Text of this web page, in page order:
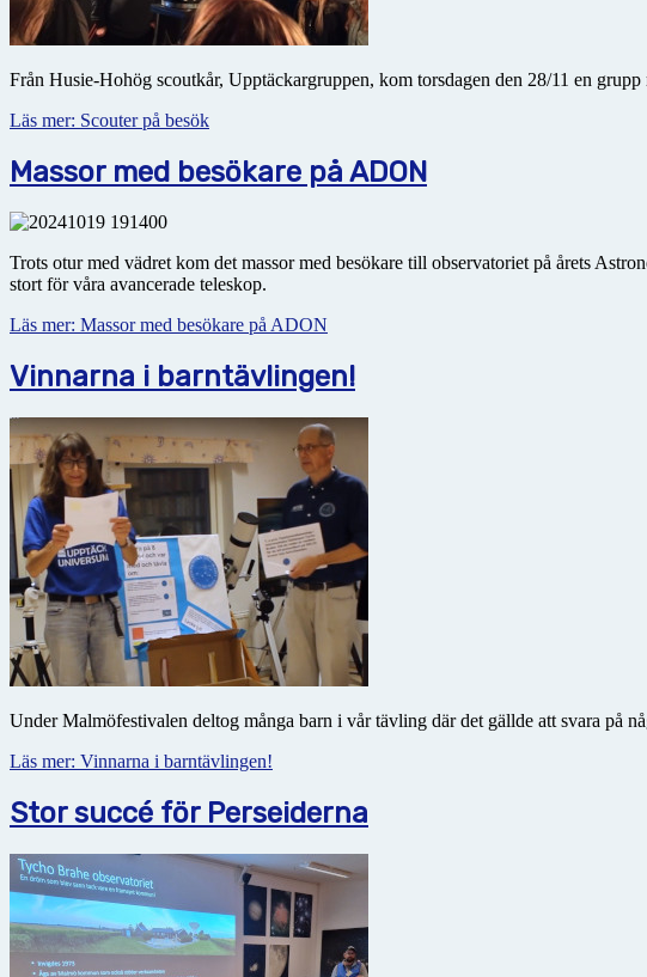
Från Husie-Hohög scoutkår, Upptäckargruppen, kom torsdagen den 28/11 en
Läs mer: Scouter på besök
Massor med besökare på ADON
Trots otur med vädret kom det massor med besökare till observatoriet på årets
stort för våra avancerade teleskop.
Läs mer: Massor med besökare på ADON
Vinnarna i barntävlingen!
Under Malmöfestivalen deltog många barn i vår tävling där det gällde att svara på
Läs mer: Vinnarna i barntävlingen!
Stor succé för Perseiderna